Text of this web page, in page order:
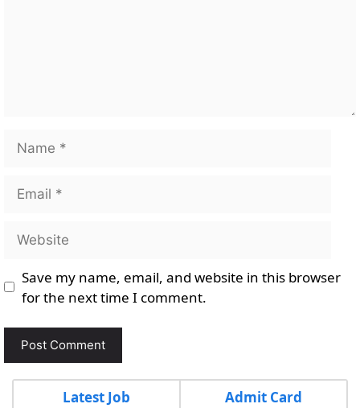
Name
Email
Website
Save my name, email, and website in this browser
for the next time I comment.
Latest Job
Admit Card